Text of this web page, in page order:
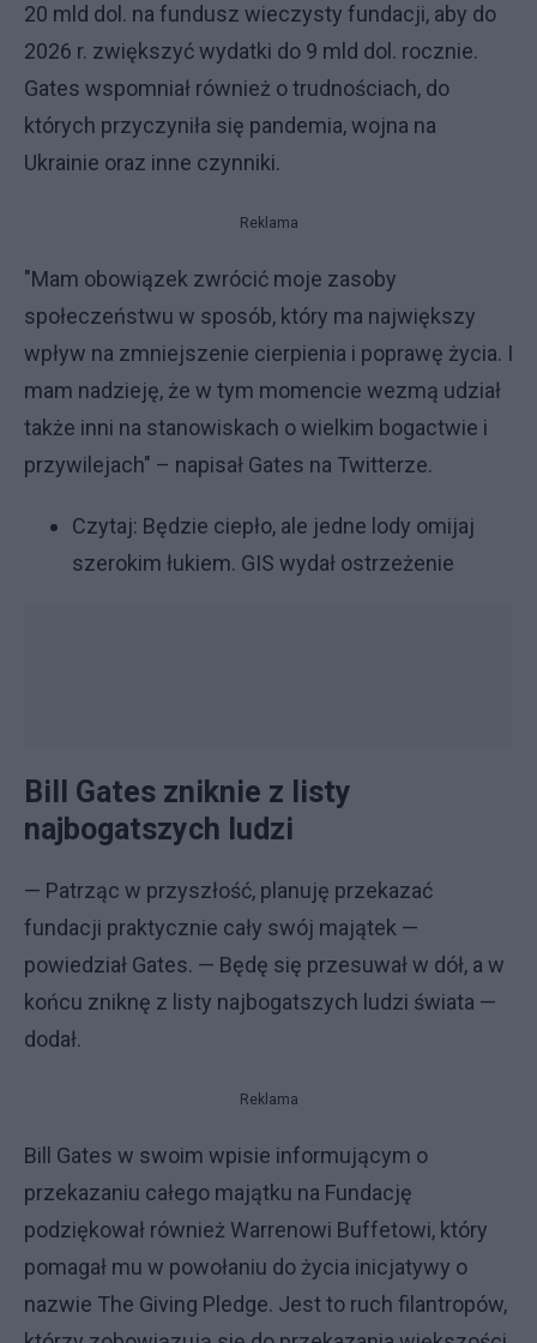
20 mld dol. na fundusz wieczysty fundacji, aby do
2026 r. zwiększyć wydatki do 9 mld dol. rocznie.
Gates wspomniał również o trudnościach, do
których przyczyniła się pandemia, wojna na
Ukrainie oraz inne czynniki.
Reklama
"Mam obowiązek zwrócić moje zasoby
społeczeństwu w sposób, który ma największy
wpływ na zmniejszenie cierpienia i poprawę życia. I
mam nadzieję, że w tym momencie wezmą udział
także inni na stanowiskach o wielkim bogactwie i
przywilejach" – napisał Gates na Twitterze.
Czytaj: Będzie ciepło, ale jedne lody omijaj
szerokim łukiem. GIS wydał ostrzeżenie
Bill Gates zniknie z listy
najbogatszych ludzi
— Patrząc w przyszłość, planuję przekazać
fundacji praktycznie cały swój majątek —
powiedział Gates. — Będę się przesuwał w dół, a w
końcu zniknę z listy najbogatszych ludzi świata —
dodał.
Reklama
Bill Gates w swoim wpisie informującym o
przekazaniu całego majątku na Fundację
podziękował również Warrenowi Buffetowi, który
pomagał mu w powołaniu do życia inicjatywy o
nazwie The Giving Pledge. Jest to ruch filantropów,